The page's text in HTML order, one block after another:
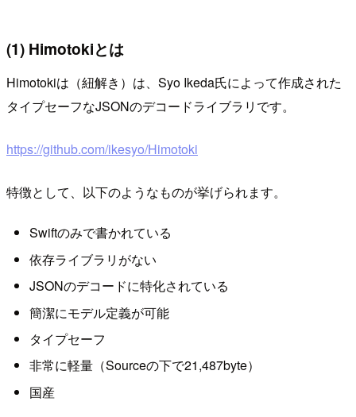
(1) Himotokiとは
Himotokiは（紐解き）は、Syo Ikeda氏によって作成された
タイプセーフなJSONのデコードライブラリです。
https://github.com/ikesyo/Himotoki
特徴として、以下のようなものが挙げられます。
Swiftのみで書かれている
依存ライブラリがない
JSONのデコードに特化されている
簡潔にモデル定義が可能
タイプセーフ
非常に軽量（Sourceの下で21,487byte）
国産